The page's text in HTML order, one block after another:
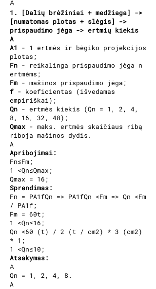
A
1. [Dalių brėžiniai + medžiaga] ->
[numatomas plotas + slėgis] ->
prispaudimo jėga -> ertmių kiekis
A
A1
- 1 ertmės ir bėgiko projekcijos
plotas;
Fn - reikalinga prispaudimo jėga n
ertmėms;
Fm - mašinos prispaudimo jėga;
f - koeficientas (išvedamas
empiriškai);
Qn - ertmės kiekis (Qn = 1, 2, 4,
8, 16, 32, 48);
Qmax - maks. ertmės skaičiaus ribą
riboja mašinos dydis.
A
Apribojimai:
Fn≤Fm;
1 <Qn≤Qmax;
Qmax = 16;
Sprendimas:
Fn = PA1fQn => PA1fQn <Fm => Qn <Fm
/ PA1f;
Fm = 60t;
1 <Qn≤16;
Qn <60 (t) / 2 (t / cm2) * 3 (cm2)
* 1;
1 <Qn≤10;
Atsakymas:
A
Qn = 1, 2, 4, 8.
A